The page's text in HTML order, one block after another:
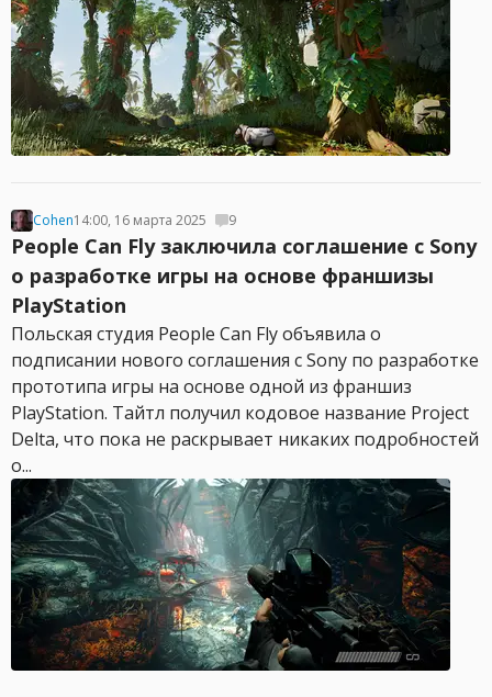
Cohen14:00, 16 марта 2025 9
People Can Fly заключила соглашение с Sony
о разработке игры на основе франшизы
PlayStation
Польская студия People Can Fly объявила о
подписании нового соглашения с Sony по разработке
прототипа игры на основе одной из франшиз
PlayStation. Тайтл получил кодовое название Project
Delta, что пока не раскрывает никаких подробностей
о...